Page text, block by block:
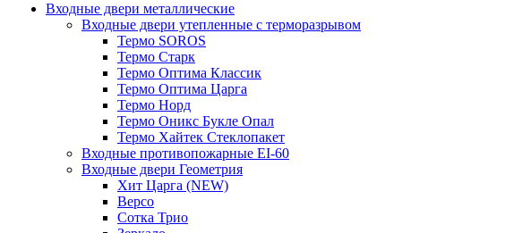
Входные двери металлические
Входные двери утепленные с терморазрывом
Термо SOROS
Термо Старк
Термо Оптима Классик
Термо Оптима Царга
Термо Норд
Термо Оникс Букле Опал
Термо Хайтек Стеклопакет
Входные противопожарные EI-60
Входные двери Геометрия
Хит Царга (NEW)
Версо
Сотка Трио